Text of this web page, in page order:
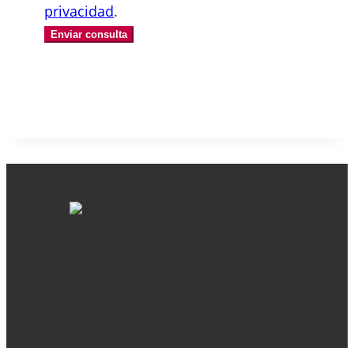
privacidad.
Enviar consulta